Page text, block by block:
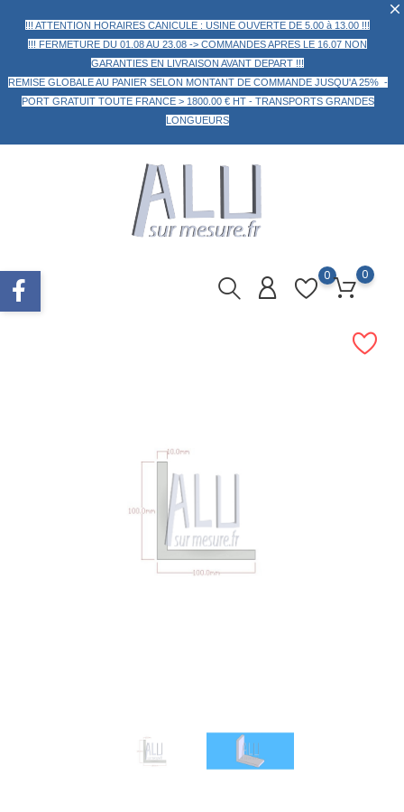
!!! ATTENTION HORAIRES CANICULE : USINE OUVERTE DE 5.00 à 13.00 !!!
!!! FERMETURE DU 01.08 AU 23.08 -> COMMANDES APRES LE 16.07 NON
GARANTIES EN LIVRAISON AVANT DEPART !!!
REMISE GLOBALE AU PANIER SELON MONTANT DE COMMANDE JUSQU'A 25% -
PORT GRATUIT TOUTE FRANCE > 1800.00 € HT - TRANSPORTS GRANDES
LONGUEURS
0 0